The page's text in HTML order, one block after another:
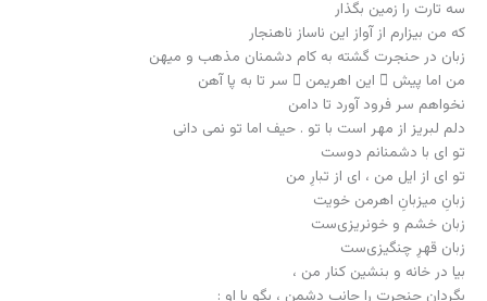
تو از آواز زیبای من و تارم چه میدانی ؟
(غزل های مرا و شعر حافظ از چه می خوانی ؟)
نمی دانم چه خواهد گفت او با تو . . . تو میدانی ؟
برادر گر که می‌خوانی مرا ، بنشین برادروار
بگو با من چرا این گونه می بینم :
"سه تارت را به دست اهرمن ، دستت به دوش او برادروار"
به زیر گوش آنانی (که هردم نزد آنانی) چرا یک دم نمی خوانی :
(تفنگت را زمین بگذار )
تفنگت را زمین بگذار تا از جسم تو
(این دیو انسان‌کُش برون آید)
تو می دانی "چه می دانم من از آیین انسانی"
همان هایی که میدانی :